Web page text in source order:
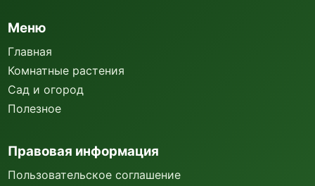
Меню
Главная
Комнатные растения
Сад и огород
Полезное
Правовая информация
Пользовательское соглашение